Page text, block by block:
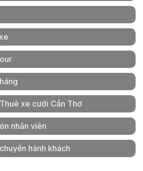
xe cưới Cần Thơ
nhân viên
hành khách